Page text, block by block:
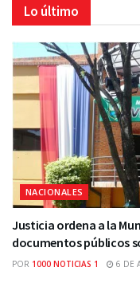
Lo último
NACIONALES
Justicia ordena a la
documentos públicos
POR 1000 NOTICIAS 1 6 DE